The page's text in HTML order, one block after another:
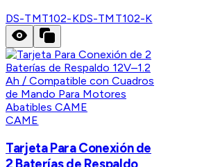
DS-TMT102-KDS-TMT102-K
CAME
Tarjeta Para Conexión de
2 Baterías de Respaldo